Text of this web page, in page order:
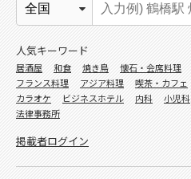
人気キーワード
居酒屋 和食 焼き鳥 懐石・会席料理
フランス料理
アジア料理 喫茶・カフェ
カラオケ
ビジネスホテル 内科 小児科
法律事務所
掲載者ログイン